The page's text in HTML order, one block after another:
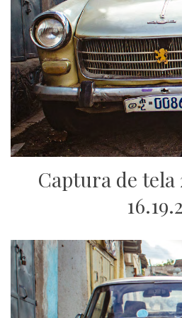
Captura de tela